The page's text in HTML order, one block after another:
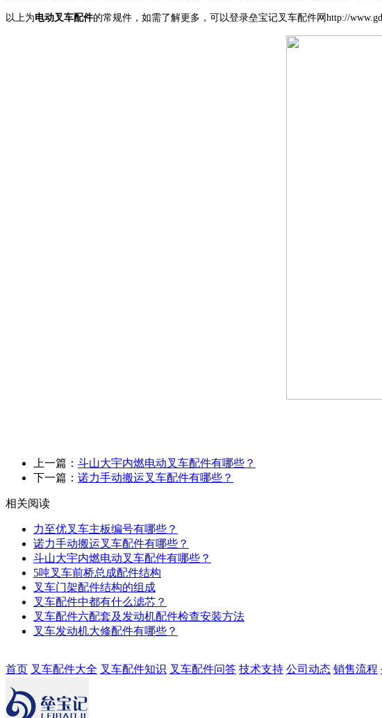
以上为 电动叉车配件的常规件，如需了解更多，可以登录垒宝记叉车配件网http://
上一篇： 斗山大宇内燃电动叉车配件有哪些？
下一篇： 诺力手动搬运叉车配件有哪些？
相关阅读
力至优叉车主板编号有哪些？
诺力手动搬运叉车配件有哪些？
斗山大宇内燃电动叉车配件有哪些？
5吨叉车前桥总成配件结构
叉车门架配件结构的组成
叉车配件中都有什么滤芯？
叉车配件六配套及发动机配件检查安装方法
叉车发动机大修配件有哪些？
首页 叉车配件大全 叉车配件知识 叉车配件问答 技术支持 公司动态 销售流程